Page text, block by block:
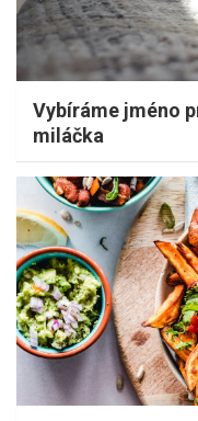
Vybíráme jméno
miláčka